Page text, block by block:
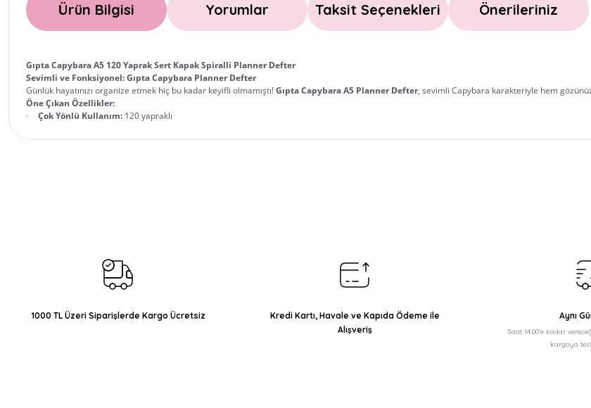
Ürün Bilgisi Yorumlar Taksit Seçenekleri Önerileriniz
Gıpta Capybara A5 120 Yaprak Sert Kapak Spiralli Planner Defter
Sevimli ve Fonksiyonel: Gıpta Capybara Planner Defter
Günlük hayatınızı organize etmek hiç bu kadar keyifli olmamıştı!Gıpta Capybara A5 Planner Defter, sevimli Capybara karakteriyle hem
Öne Çıkan Özellikler:
·
Çok Yönlü Kullanım: 120 yapraklı
Ürün fiyatı diğer sitelerden daha pahalı.
Bu ürüne benzer farklı alternatifler olmalı.
1000 TL Üzeri Siparişlerde Kargo Ücretsiz
Kredi Kartı, Havale ve Kapıda Ödeme ile
Alışveriş
Aynı
Saat 14:00'e kadar
kargoya